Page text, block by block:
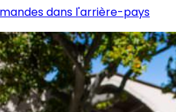
dans l'arrière-pays